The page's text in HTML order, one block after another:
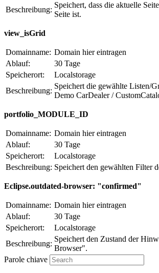
Beschreibung:
Speichert, dass die aktuelle
Seite ist.
view_isGrid
Domainname: Domain hier eintragen
Ablauf:
30 Tage
Speicherort:
Localstorage
Beschreibung:
Speichert die gewählte Listen/
Demo CarDealer /
portfolio_MODULE_ID
Domainname: Domain hier eintragen
Ablauf:
30 Tage
Speicherort:
Localstorage
Beschreibung: Speichert den gewählten Filter
Eclipse.outdated-browser: "confirmed"
Domainname: Domain hier eintragen
Ablauf:
30 Tage
Speicherort:
Localstorage
Beschreibung:
Speichert den Zustand der
Browser".
Parole chiave